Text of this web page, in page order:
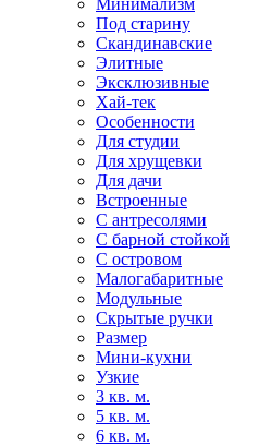
Минимализм
Под старину
Скандинавские
Элитные
Эксклюзивные
Хай-тек
Особенности
Для студии
Для хрущевки
Для дачи
Встроенные
С антресолями
С барной стойкой
С островом
Малогабаритные
Модульные
Скрытые ручки
Размер
Мини-кухни
Узкие
3 кв. м.
5 кв. м.
6 кв. м.